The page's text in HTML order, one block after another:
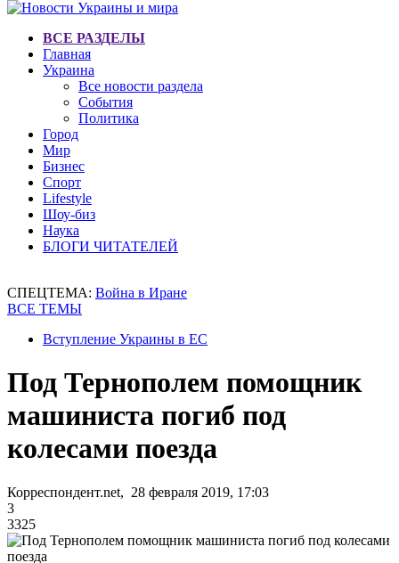
ВСЕ РАЗДЕЛЫ
Главная
Украина
Все новости раздела
События
Политика
Город
Мир
Бизнес
Спорт
Lifestyle
Шоу-биз
Наука
БЛОГИ ЧИТАТЕЛЕЙ
СПЕЦТЕМА: Война в Иране
ВСЕ ТЕМЫ
Вступление Украины в ЕС
Под Тернополем помощник
машиниста погиб под
колесами поезда
Корреспондент.net, 28 февраля 2019, 17:03
3
3325